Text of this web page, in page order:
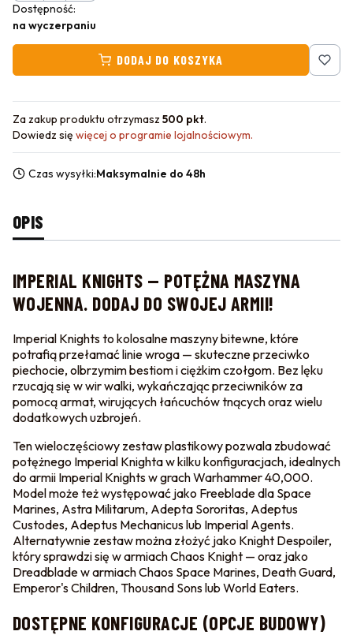
Dostępność:
na wyczerpaniu
DODAJ DO KOSZYKA
Za zakup produktu otrzymasz 500 pkt.
Dowiedz się więcej o programie lojalnościowym.
Czas wysyłki:Maksymalnie do 48h
OPIS
IMPERIAL KNIGHTS — POTĘŻNA MASZYNA
WOJENNA. DODAJ DO SWOJEJ ARMII!
Imperial Knights to kolosalne maszyny bitewne, które
potrafią przełamać linie wroga — skuteczne przeciwko
piechocie, olbrzymim bestiom i ciężkim czołgom. Bez lęku
rzucają się w wir walki, wykańczając przeciwników za
pomocą armat, wirujących łańcuchów tnących oraz wielu
dodatkowych uzbrojeń.
Ten wieloczęściowy zestaw plastikowy pozwala zbudować
potężnego Imperial Knighta w kilku konfiguracjach, idealnych
do armii Imperial Knights w grach Warhammer 40,000.
Model może też występować jako Freeblade dla Space
Marines, Astra Militarum, Adepta Sororitas, Adeptus
Custodes, Adeptus Mechanicus lub Imperial Agents.
Alternatywnie zestaw można złożyć jako Knight Despoiler,
który sprawdzi się w armiach Chaos Knight — oraz jako
Dreadblade w armiach Chaos Space Marines, Death Guard,
Emperor's Children, Thousand Sons lub World Eaters.
DOSTĘPNE KONFIGURACJE (OPCJE BUDOWY)